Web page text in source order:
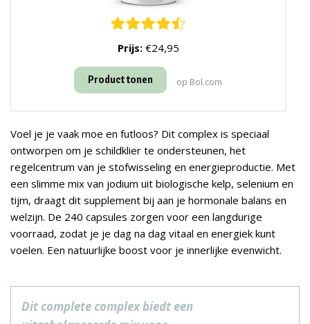
Prijs:€24,95
Product tonen op Bol.com
Voel je je vaak moe en futloos? Dit complex is speciaal
ontworpen om je schildklier te ondersteunen, het
regelcentrum van je stofwisseling en energieproductie. Met
een slimme mix van jodium uit biologische kelp, selenium en
tijm, draagt dit supplement bij aan je hormonale balans en
welzijn. De 240 capsules zorgen voor een langdurige
voorraad, zodat je je dag na dag vitaal en energiek kunt
voelen. Een natuurlijke boost voor je innerlijke evenwicht.
Dit complete complex biedt een